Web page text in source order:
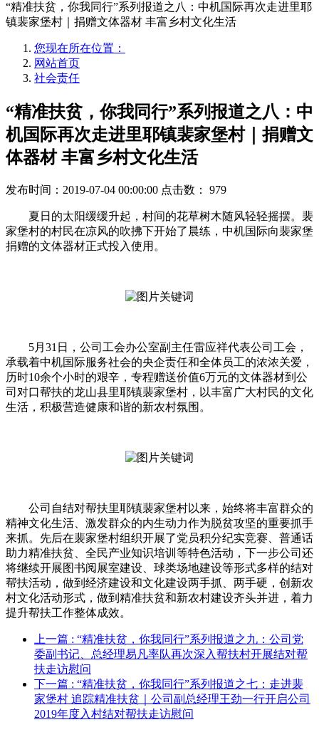
“精准扶贫，你我同行”系列报道之八：中机国际再次走进里耶
镇裴家堡村｜捐赠文体器材 丰富乡村文化生活
您现在所在位置：
网站首页
社会责任
“精准扶贫，你我同行”系列报道之八：中
机国际再次走进里耶镇裴家堡村｜捐赠文
体器材 丰富乡村文化生活
发布时间：2019-07-04 00:00:00 点击数： 979
夏日的太阳缓缓升起，村间的花草树木随风轻轻摇摆。裴
家堡村的村民在凉风的吹拂下开始了晨练，中机国际向裴家堡
捐赠的文体器材正式投入使用。
5月31日，公司工会办公室副主任雷应祥代表公司工会，
承载着中机国际服务社会的央企责任和全体员工的浓浓关爱，
历时10余个小时的艰辛，专程赠送价值6万元的文体器材到公
司对口帮扶的龙山县里耶镇裴家堡村，以丰富广大村民的文化
生活，积极营造健康和谐的新农村氛围。
公司自结对帮扶里耶镇裴家堡村以来，始终将丰富群众的
精神文化生活、激发群众的内生动力作为脱贫攻坚的重要抓手
来抓。先后在裴家堡村组织开展了党员积分纪实竞赛、普通话
助力精准扶贫、全民产业知识培训等特色活动，下一步公司还
将继续开展图书阅展室建设、球类场地建设等形式多样的结对
帮扶活动，做到经济建设和文化建设两手抓、两手硬，创新农
村文化活动形式，做到精准扶贫和新农村建设齐头并进，着力
提升帮扶工作整体成效。
上一篇 : “精准扶贫，你我同行”系列报道之九：公司党
委副书记、总经理易凡率队再次深入帮扶村开展结对帮
扶走访慰问
下一篇 : “精准扶贫，你我同行”系列报道之七：走进裴
家堡村 追踪精准扶贫｜公司副总经理王劲一行开启公司
2019年度入村结对帮扶走访慰问